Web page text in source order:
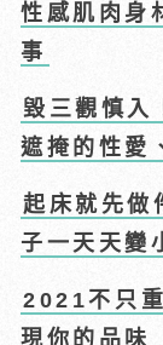
性感肌肉身
事
毀三觀慎入
遮掩的性愛
起床就先做
子一天天變
2021不只
現你的品味